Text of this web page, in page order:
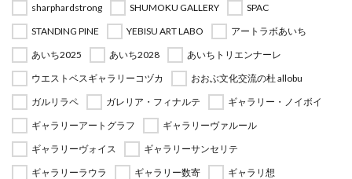
sharphardstrong
SHUMOKU GALLERY
SPAC
STANDING PINE
YEBISU ART LABO
アートラボあいち
あいち2025
あいち2028
あいちトリエンナーレ
ウエストベスギャラリーコヅカ
おおぶ文化交流の杜 allobu
ガルリラペ
ガレリア・フィナルテ
ギャラリー・ノイボイ
ギャラリーアートグラフ
ギャラリーヴァルール
ギャラリーヴォイス
ギャラリーサンセリテ
ギャラリーラウラ
ギャラリー数寄
ギャラリ想